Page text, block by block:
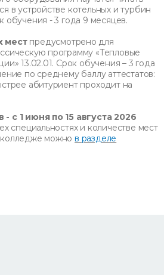
в устройстве котельных и турбин
обучения - 3 года 9 месяцев.
местпредусмотрено для
программу «Тепловые
13.02.01. Срок обучения – 3 года
по среднему баллу аттестатов:
абитуриент проходит на
с 1 июня по 15 августа 2026
специальностях и количестве мест
колледже можнов разделе